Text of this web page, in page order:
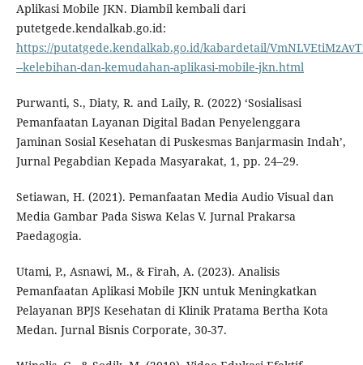
Aplikasi Mobile JKN. Diambil kembali dari
putetgede.kendalkab.go.id:
https://putatgede.kendalkab.go.id/kabardetail/
--kelebihan-dan-kemudahan-aplikasi-mobile-jkn.html
Purwanti, S., Diaty, R. and Laily, R. (2022) ‘Sosialisasi
Pemanfaatan Layanan Digital Badan Penyelenggara
Jaminan Sosial Kesehatan di Puskesmas Banjarmasin Indah’,
Jurnal Pegabdian Kepada Masyarakat, 1, pp. 24–29.
Setiawan, H. (2021). Pemanfaatan Media Audio Visual dan
Media Gambar Pada Siswa Kelas V. Jurnal Prakarsa
Paedagogia.
Utami, P., Asnawi, M., & Firah, A. (2023). Analisis
Pemanfaatan Aplikasi Mobile JKN untuk Meningkatkan
Pelayanan BPJS Kesehatan di Klinik Pratama Bertha Kota
Medan. Jurnal Bisnis Corporate, 30-37.